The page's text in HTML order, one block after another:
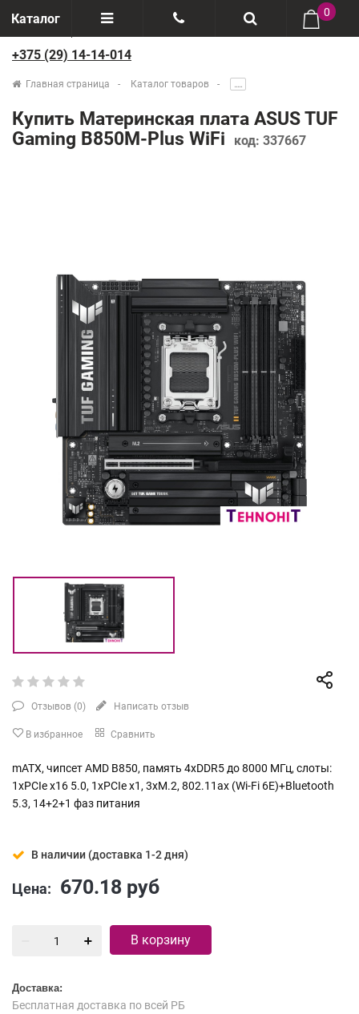
Каталог
Отзывы
Производители
+375(29) 888-44-44
0
+375 (29) 14-14-014
Главная страница Каталог товаров .....
Купить Материнская плата ASUS TUF
Gaming B850M-Plus WiFi
код: 337667
Отзывов (0) Написать отзыв
В избранное Сравнить
mATX, чипсет AMD B850, память 4xDDR5 до 8000 МГц, слоты:
1xPCIe x16 5.0, 1xPCIe x1, 3xM.2, 802.11ax (Wi-Fi 6E)+Bluetooth
5.3, 14+2+1 фаз питания
В наличии (доставка 1-2 дня)
Цена: 670.18 руб
В корзину
Доставка:
Бесплатная доставка по всей РБ